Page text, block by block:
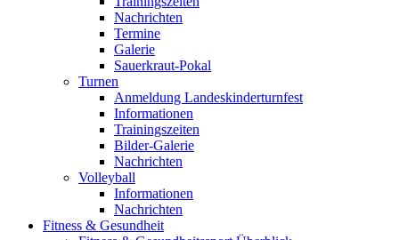
Nachrichten
Termine
Galerie
Sauerkraut-Pokal
Turnen
Anmeldung Landeskinderturnfest
Informationen
Trainingszeiten
Bilder-Galerie
Nachrichten
Volleyball
Informationen
Nachrichten
Fitness & Gesundheit